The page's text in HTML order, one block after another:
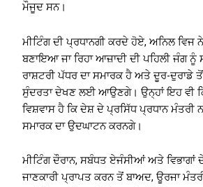
ਮੌਜੂਦ ਸਨ।
ਮੀਟਿੰਗ ਦੀ ਪ੍ਰਧਾਨਗੀ ਕਰਦੇ ਹੋਏ, ਅਨਿਲ ਵਿਜ
ਬਣਾਇਆ ਜਾ ਰਿਹਾ ਆਜ਼ਾਦੀ ਦੀ ਪਹਿਲੀ ਜੰਗ
ਰਾਸ਼ਟਰੀ ਪੱਧਰ ਦਾ ਸਮਾਰਕ ਹੈ ਅਤੇ ਦੂਰ-ਦੁਰਾਡੇ
ਸੁੰਦਰਤਾ ਦੇਖਣ ਲਈ ਆਉਣਗੇ। ਉਨ੍ਹਾਂ ਇਹ ਵੀ
ਵਿਸ਼ਵਾਸ ਹੈ ਕਿ ਦੇਸ਼ ਦੇ ਪ੍ਰਸਿੱਧ ਪ੍ਰਧਾਨ ਮੰਤਰੀ
ਸਮਾਰਕ ਦਾ ਉਦਘਾਟਨ ਕਰਨਗੇ।
ਮੀਟਿੰਗ ਦੌਰਾਨ, ਸਬੰਧਤ ਏਜੰਸੀਆਂ ਅਤੇ ਵਿਭਾਗਾਂ
ਜਾਣਕਾਰੀ ਪ੍ਰਾਪਤ ਕਰਨ ਤੋਂ ਬਾਅਦ, ਊਰਜਾ